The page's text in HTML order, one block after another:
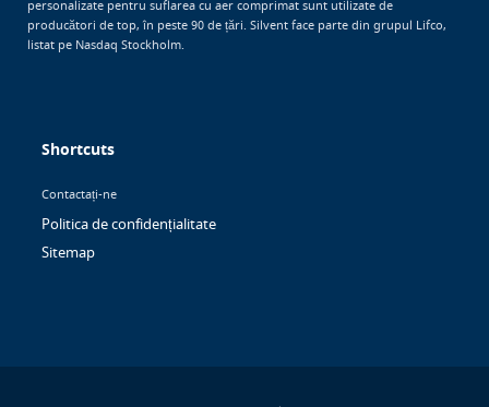
personalizate pentru suflarea cu aer comprimat sunt utilizate de
producători de top, în peste 90 de țări. Silvent face parte din grupul Lifco,
listat pe Nasdaq Stockholm.
Shortcuts
Contactați-ne
Politica de confidențialitate
Sitemap